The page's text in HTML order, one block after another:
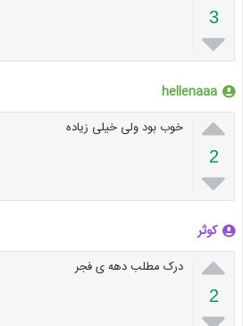
3

hellenaaa

2

خوب بود ولی خیلی زیاده
کوثر

2
درک مطلب دهه ی فجر